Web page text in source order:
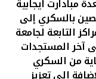
مبادارت ايجابية
بالسكري إلى
التابعة لجامعة
آخر المستجدات
من السكري
الى تعزيز